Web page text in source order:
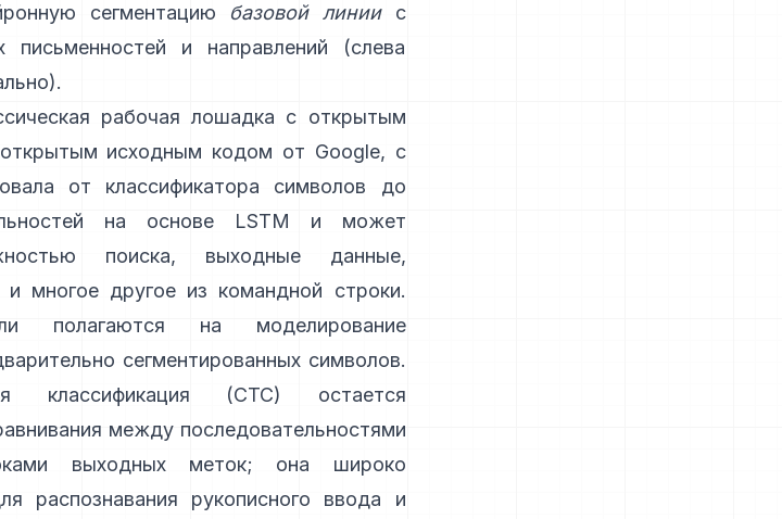
сегментацию базовой линиис
письменностей и направлений (слева
рабочая лошадка с открытым
исходным кодом от Google, с
от классификатора символов до
на основе LSTM и может
поиска,
выходные данные,
и многое другое из командной строки.
полагаются на моделирование
сегментированных символов.
классификация (CTC)
остается
между последовательностями
выходных меток; она широко
распознавания рукописного ввода и